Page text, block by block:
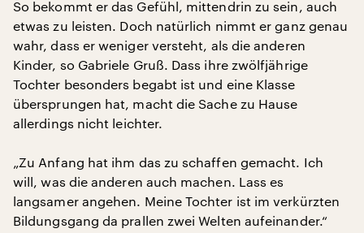
So bekommt er das Gefühl, mittendrin zu sein, auch
etwas zu leisten. Doch natürlich nimmt er ganz genau
wahr, dass er weniger versteht, als die anderen
Kinder, so Gabriele Gruß. Dass ihre zwölfjährige
Tochter besonders begabt ist und eine Klasse
übersprungen hat, macht die Sache zu Hause
allerdings nicht leichter.
„Zu Anfang hat ihm das zu schaffen gemacht. Ich
will, was die anderen auch machen. Lass es
langsamer angehen. Meine Tochter ist im verkürzten
Bildungsgang da prallen zwei Welten aufeinander.“